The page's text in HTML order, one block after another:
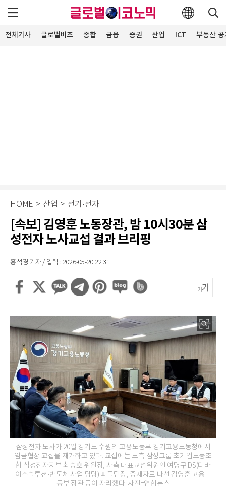
전체기사 글로벌비즈 종합 금융 증권 산업 ICT 부동산·
HOME > 산업 > 전기·전자
[속보] 김영훈 노동장관, 밤 10시30분 삼
성전자 노사교섭 결과 브리핑
홍석경 기자 / 입력 : 2026-05-20 22:31
삼성전자 노사가 20일 경기도 수원의 고용노동부 경기고용노동청에서
임금협상 교섭을 재개하고 있다. 교섭에는 노측 삼성그룹 초기업노동조
합 삼성전자지부 최승호 위원장, 사측 대표교섭위원인 여명구 DS(디바
이스솔루션·반도체 사업 담당) 피플팀장, 중재자로 나선 김영훈 고용노
동부 장관 등이 자리했다. 사진=연합뉴스